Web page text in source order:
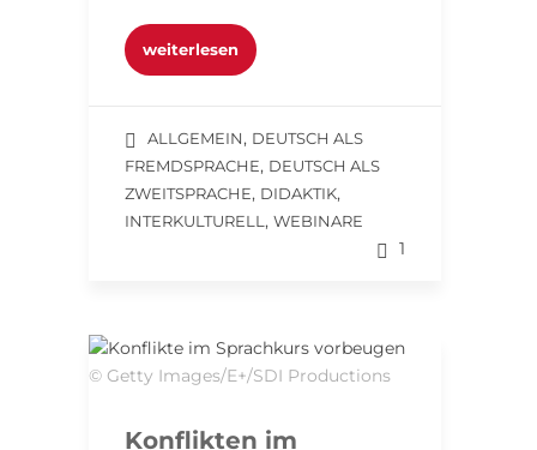
weiterlesen
ALLGEMEIN, DEUTSCH ALS
FREMDSPRACHE, DEUTSCH ALS
ZWEITSPRACHE, DIDAKTIK,
INTERKULTURELL , WEBINARE
1
© Getty Images/E+/SDI Productions
Konflikten im